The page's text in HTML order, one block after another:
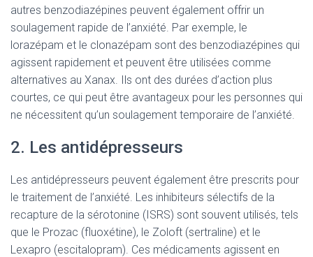
autres benzodiazépines peuvent également offrir un
soulagement rapide de l’anxiété. Par exemple, le
lorazépam et le clonazépam sont des benzodiazépines qui
agissent rapidement et peuvent être utilisées comme
alternatives au Xanax. Ils ont des durées d’action plus
courtes, ce qui peut être avantageux pour les personnes qui
ne nécessitent qu’un soulagement temporaire de l’anxiété.
2. Les antidépresseurs
Les antidépresseurs peuvent également être prescrits pour
le traitement de l’anxiété. Les inhibiteurs sélectifs de la
recapture de la sérotonine (ISRS) sont souvent utilisés, tels
que le Prozac (fluoxétine), le Zoloft (sertraline) et le
Lexapro (escitalopram). Ces médicaments agissent en